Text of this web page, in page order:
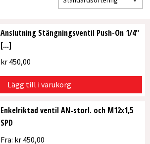
Anslutning Stängningsventil Push-On 1/4″
[...]
kr450,00
Lägg till i varukorg
Enkelriktad ventil AN-storl. och M12x1,5
SPD
Fra: kr450,00